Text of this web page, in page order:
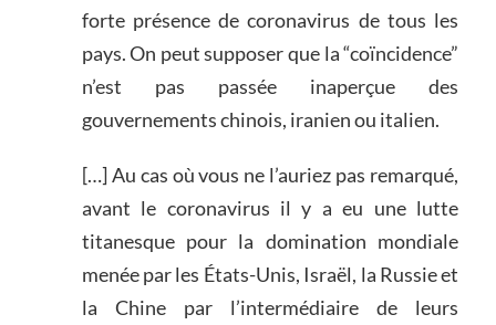
forte présence de coronavirus de tous les
pays. On peut supposer que la “coïncidence”
n’est pas passée inaperçue des
gouvernements chinois, iranien ou italien.
[…] Au cas où vous ne l’auriez pas remarqué,
avant le coronavirus il y a eu une lutte
titanesque pour la domination mondiale
menée par les États-Unis, Israël, la Russie et
la Chine par l’intermédiaire de leurs